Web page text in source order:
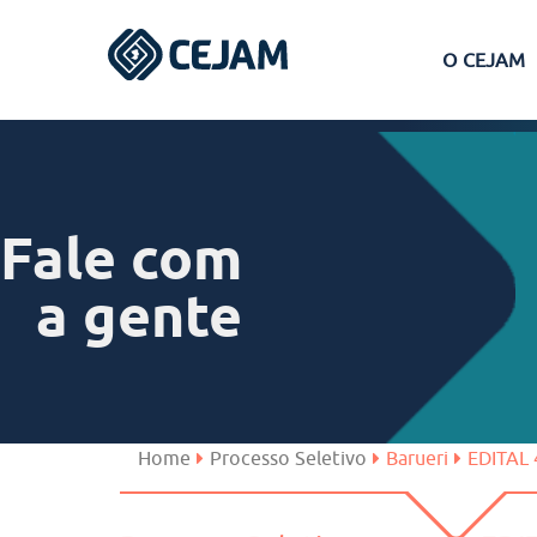
O CEJAM
Ferraz de Vasconcelos
São José dos Campos
Fale com
a gente
Home Processo Seletivo Barueri EDITAL